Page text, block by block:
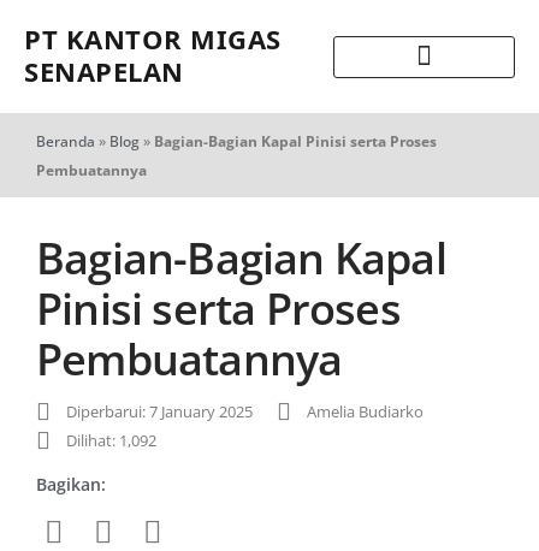
PT KANTOR MIGAS
SENAPELAN
Beranda » Blog» Bagian-Bagian Kapal Pinisi serta Proses
Pembuatannya
Bagian-Bagian Kapal
Pinisi serta Proses
Pembuatannya
Diperbarui: 7 January 2025
Amelia Budiarko
Dilihat: 1,092
Bagikan: